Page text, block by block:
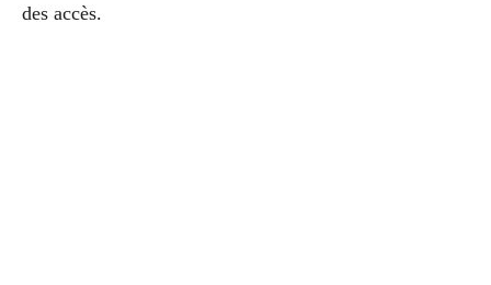
des accès.